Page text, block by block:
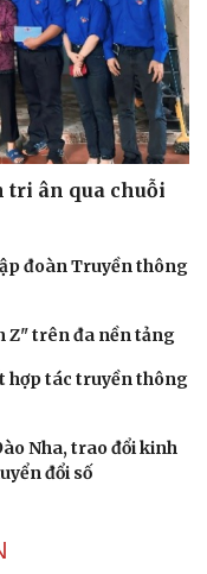
tri ân qua chuỗi
đoàn Truyền thông
Z" trên đa nền tảng
hợp tác truyền thông
Nha, trao đổi kinh
đổi số